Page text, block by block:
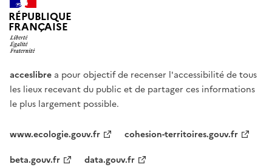
RÉPUBLIQUE
FRANÇAISE
acceslibre a pour objectif de recenser l'accessibilité de tous
les lieux recevant du public et de partager ces informations
le plus largement possible.
www.ecologie.gouv.fr
cohesion-territoires.gouv.fr
beta.gouv.fr
data.gouv.fr